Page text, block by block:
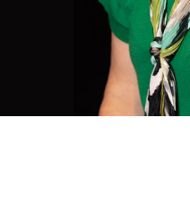
Nyheter for
Etter noter